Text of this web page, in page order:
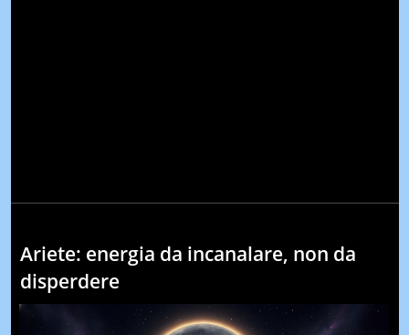
Ariete: energia da incanalare, non da
disperdere